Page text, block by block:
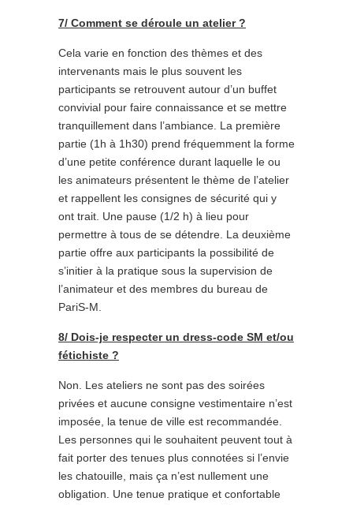
7/ Comment se déroule un atelier ?
Cela varie en fonction des thèmes et des
intervenants mais le plus souvent les
participants se retrouvent autour d’un buffet
convivial pour faire connaissance et se mettre
tranquillement dans l’ambiance. La première
partie (1h à 1h30) prend fréquemment la forme
d’une petite conférence durant laquelle le ou
les animateurs présentent le thème de l’atelier
et rappellent les consignes de sécurité qui y
ont trait. Une pause (1/2 h) à lieu pour
permettre à tous de se détendre. La deuxième
partie offre aux participants la possibilité de
s’initier à la pratique sous la supervision de
l’animateur et des membres du bureau de
PariS-M.
8/ Dois-je respecter un dress-code SM et/ou
fétichiste ?
Non. Les ateliers ne sont pas des soirées
privées et aucune consigne vestimentaire n’est
imposée, la tenue de ville est recommandée.
Les personnes qui le souhaitent peuvent tout à
fait porter des tenues plus connotées si l’envie
les chatouille, mais ça n’est nullement une
obligation. Une tenue pratique et confortable